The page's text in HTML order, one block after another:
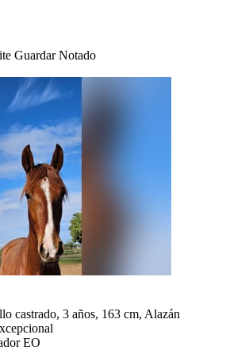
Guardar Notado
castrado, 3 años, 163 cm, Alazán
EO